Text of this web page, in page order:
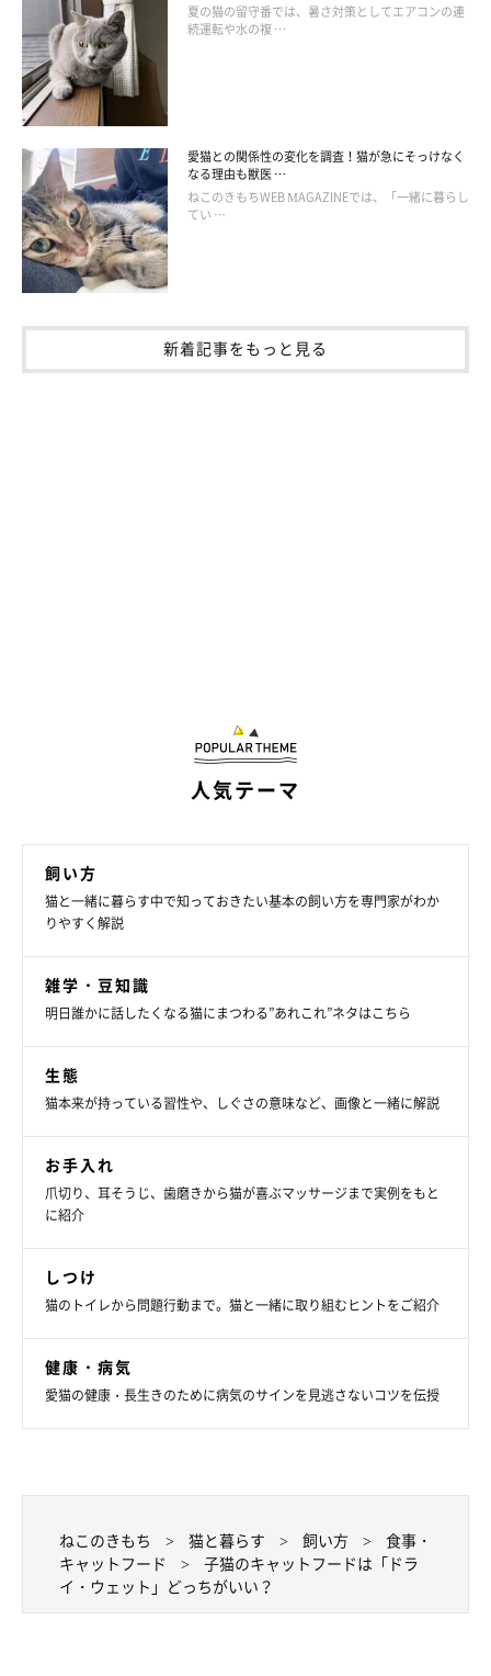
ちなみに「一般食」と書かれているものは、嗜好増進や栄養補給
などを目的とする“おかず”のような補助フードです。
ねこのきもち投稿写真ギャラリー
総合栄養食は、以下のような栄養素をバランスよく含んでいま
す。猫にとって必要な栄養素にはどのようなものがあるのか、一
緒に見ていきましょう！
タンパク質（アミノ酸）
筋肉や皮膚、被毛、血液、内臓、ホルモンなどを構成する栄養
素。
夏の猫の留守番では、暑さ対策としてエアコンの連
続運転や水の複 …
愛猫との関係性の変化を調査！猫が急にそっけなく
なる理由も獣医 …
ねこのきもちWEB MAGAZINEでは、「一緒に暮らし
てい …
新着記事をもっと見る
人気テーマ
飼い方
猫と一緒に暮らす中で知っておきたい基本の飼い方を専門家がわか
りやすく解説
雑学・豆知識
明日誰かに話したくなる猫にまつわる”あれこれ”ネタはこちら
生態
猫本来が持っている習性や、しぐさの意味など、画像と一緒に解説
お手入れ
爪切り、耳そうじ、歯磨きから猫が喜ぶマッサージまで実例をもと
に紹介
しつけ
猫のトイレから問題行動まで。猫と一緒に取り組むヒントをご紹介
健康・病気
愛猫の健康・長生きのために病気のサインを見逃さないコツを伝授
ねこのきもち 猫と暮らす 飼い方
食事・
キャットフード
子猫のキャットフードは「ドラ
イ・ウェット」どっちがいい？